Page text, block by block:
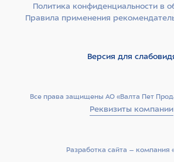
Все права защищены АО «Валта Пет
Реквизиты компании
Политика конфиденциальности в
Правила применения
Версия для
Разработка сайта –­ компания